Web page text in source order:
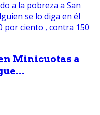
Minicuotas a